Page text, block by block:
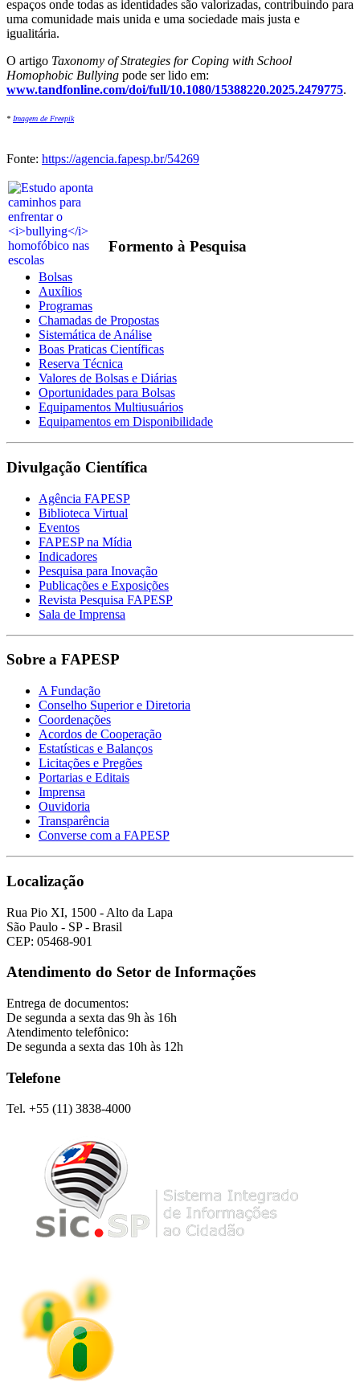
espaços onde todas as identidades são valorizadas, contribuindo para
uma comunidade mais unida e uma sociedade mais justa e
igualitária.
O artigo Taxonomy of Strategies for Coping with School
Homophobic Bullying pode ser lido em:
www.tandfonline.com/doi/full/10.1080/15388220.2025.2479775.
* Imagem de Freepik
Fonte: https://agencia.fapesp.br/54269
Formento à Pesquisa
Bolsas
Auxílios
Programas
Chamadas de Propostas
Sistemática de Análise
Boas Praticas Científicas
Reserva Técnica
Valores de Bolsas e Diárias
Oportunidades para Bolsas
Equipamentos Multiusuários
Equipamentos em Disponibilidade
Divulgação Científica
Agência FAPESP
Biblioteca Virtual
Eventos
FAPESP na Mídia
Indicadores
Pesquisa para Inovação
Publicações e Exposições
Revista Pesquisa FAPESP
Sala de Imprensa
Sobre a FAPESP
A Fundação
Conselho Superior e Diretoria
Coordenações
Acordos de Cooperação
Estatísticas e Balanços
Licitações e Pregões
Portarias e Editais
Imprensa
Ouvidoria
Transparência
Converse com a FAPESP
Localização
Rua Pio XI, 1500 - Alto da Lapa
São Paulo - SP - Brasil
CEP: 05468-901
Atendimento do Setor de Informações
Entrega de documentos:
De segunda a sexta das 9h às 16h
Atendimento telefônico:
De segunda a sexta das 10h às 12h
Telefone
Tel. +55 (11) 3838-4000